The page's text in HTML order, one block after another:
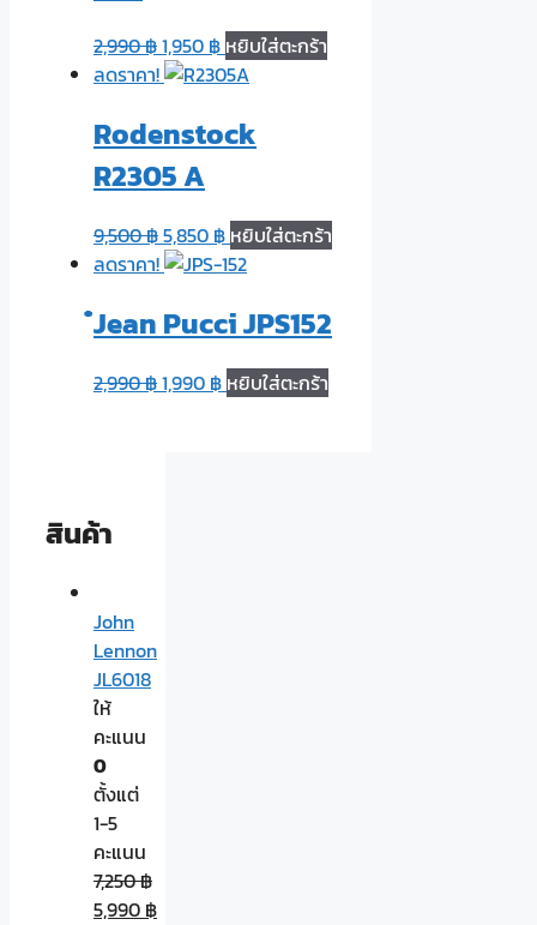
2,990฿1,950 ฿ หยิบใส่ตะกร้า
ลดราคา!
Rodenstock
R2305 A
9,500฿5,850 ฿ หยิบใส่ตะกร้า
ลดราคา!
๋Jean Pucci JPS152
2,990฿1,990 ฿ หยิบใส่ตะกร้า
สินค้า
John
Lennon
JL6018
ให้
คะแนน
0
ตั้งแต่
1-5
คะแนน
7,250฿
5,990 ฿